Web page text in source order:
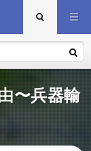
〜兵器輸